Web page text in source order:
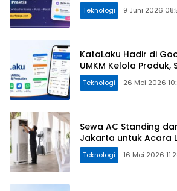
Teknologi 9 Juni 2026
KataLaku Hadir di
UMKM Kelola
Teknologi 26 Mei 2026
Sewa AC Standing
Jakarta untuk Acara
Teknologi 16 Mei 2026